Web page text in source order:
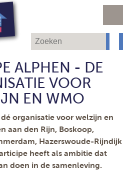
ALPHEN - DE
VOOR
EN WMO
organisatie voor welzijn en
aan den Rijn, Boskoop,
Hazerswoude-Rijndijk
heeft als ambitie dat
doen in de samenleving.